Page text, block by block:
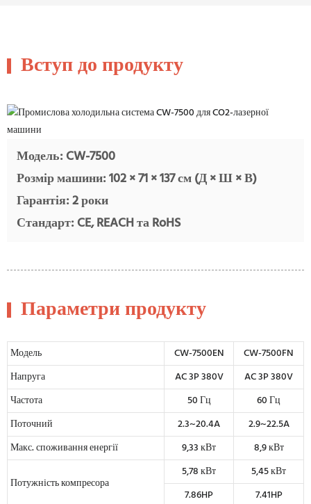
Вступ до продукту
Модель: CW-7500
Розмір машини: 102 × 71 × 137 см (Д × Ш × В)
Гарантія: 2 роки
Стандарт: CE, REACH та RoHS
Параметри продукту
Модель CW-7500EN
CW-7500FN
Напруга
AC 3P 380V
AC 3P 380V
Частота
50 Гц
60 Гц
Поточний
2.3~20.4A
2.9~22.5A
Макс. споживання енергії
9,33 кВт 8,9 кВт
Потужність компресора
5,78 кВт
5,45 кВт
7.86HP
7.41HP